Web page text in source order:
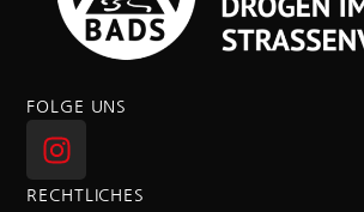
FOLGE UNS
RECHTLICHES